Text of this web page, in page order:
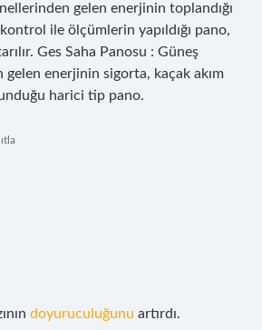
gelen enerjinin toplandığı
ile ölçümlerin yapıldığı pano,
Ges Saha Panosu : Güneş
gelen enerjinin sigorta, kaçak akım
harici tip pano.
doyuruculuğunu artırdı.